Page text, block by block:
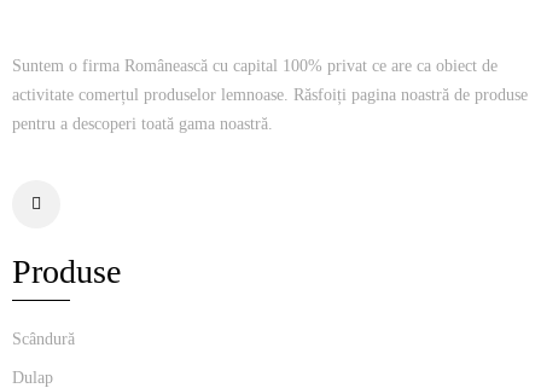
Suntem o firma Românească cu capital 100% privat ce are ca obiect de
activitate comerțul produselor lemnoase. Răsfoiți pagina noastră de produse
pentru a descoperi toată gama noastră.
Produse
Scândură
Dulap